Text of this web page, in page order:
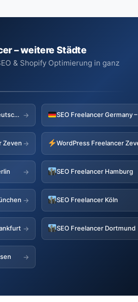
– weitere Städte
& Shopify Optimierung in ganz
SEO Freelancer Deutschland →
Zeven → WordPress Freelancer
→ SEO Freelancer Hamburg
→ SEO Freelancer Köln
→ SEO Freelancer Dortmund
→